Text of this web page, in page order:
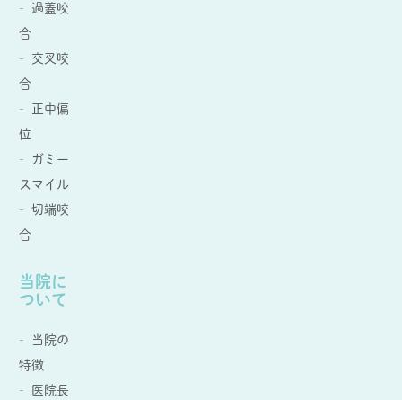
過蓋咬
合
交叉咬
合
正中偏
位
ガミー
スマイル
切端咬
合
当院に
ついて
当院の
特徴
医院長